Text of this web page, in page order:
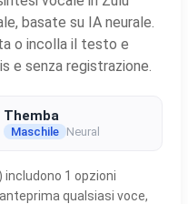
basate su IA neurale.
o incolla il testo e
e senza registrazione.
Themba
Maschile Neural
1 opzioni
qualsiasi voce,